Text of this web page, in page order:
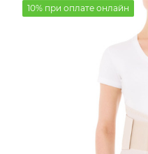
10% при оплате онлайн